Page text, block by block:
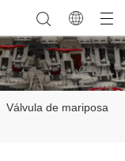
Válvula de mariposa